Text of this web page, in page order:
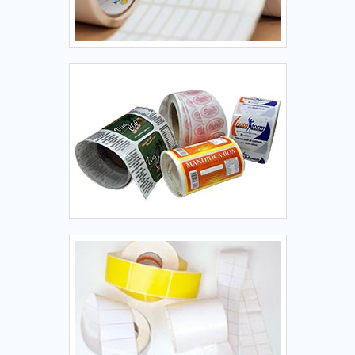
outros produtos sensíveis. Eles garantem a integridade dos
itens durante todo o ciclo de transporte ou armazenamento,
prevenindo roubo, furto e adulteração. São essenciais para
setores que exigem altos padrões de segurança, controle e
prevenção contra tentativas de violação ou fraude.